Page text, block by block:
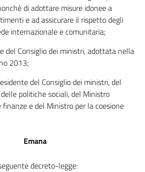
di adottare misure idonee a
e ad assicurare il rispetto degli
internazionale e comunitaria;
del Consiglio dei ministri, adottata nella
2013;
del Consiglio dei ministri, del
politiche sociali, del Ministro
e del Ministro per la coesione
Emana
decreto-legge: